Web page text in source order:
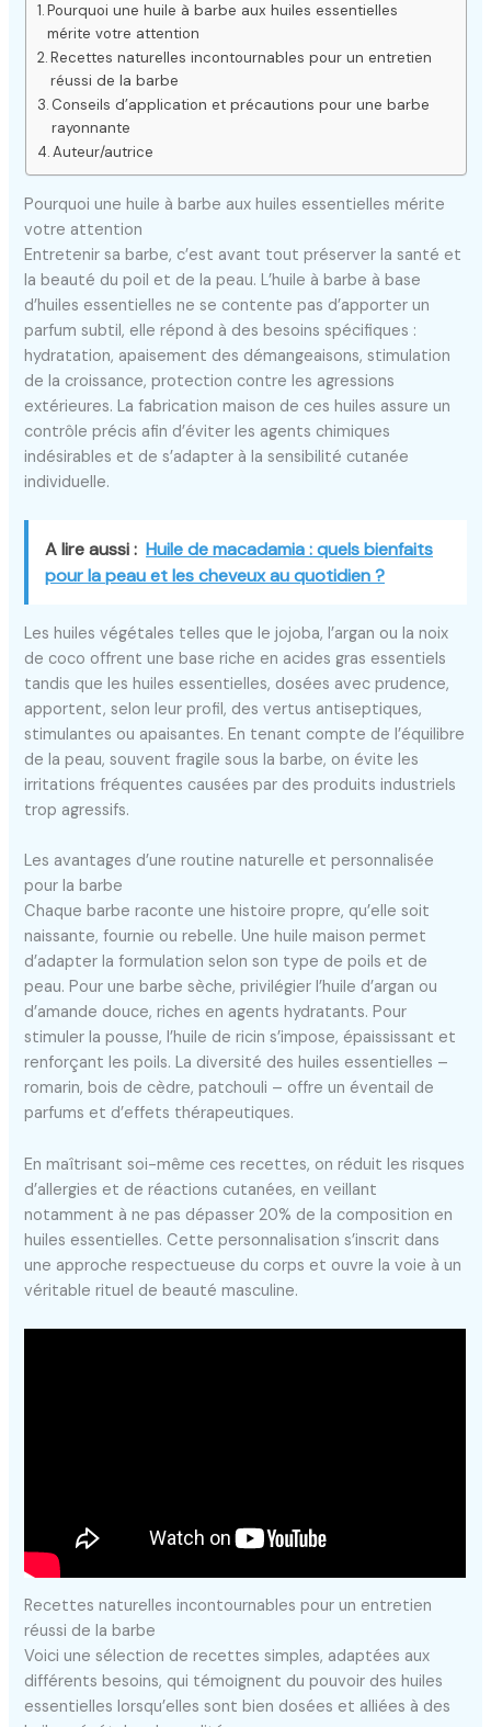
Pourquoi une huile à barbe aux huiles essentielles
mérite votre attention
Recettes naturelles incontournables pour un entretien
réussi de la barbe
Conseils d’application et précautions pour une barbe
rayonnante
Auteur/autrice
Pourquoi une huile à barbe aux huiles essentielles mérite
votre attention
Entretenir sa barbe, c’est avant tout préserver la santé et
la beauté du poil et de la peau. L’huile à barbe à base
d’huiles essentielles ne se contente pas d’apporter un
parfum subtil, elle répond à des besoins spécifiques :
hydratation, apaisement des démangeaisons, stimulation
de la croissance, protection contre les agressions
extérieures. La fabrication maison de ces huiles assure un
contrôle précis afin d’éviter les agents chimiques
indésirables et de s’adapter à la sensibilité cutanée
individuelle.
A lire aussi : Huile de macadamia : quels bienfaits
pour la peau et les cheveux au quotidien ?
Les huiles végétales telles que le jojoba, l’argan ou la noix
de coco offrent une base riche en acides gras essentiels
tandis que les huiles essentielles, dosées avec prudence,
apportent, selon leur profil, des vertus antiseptiques,
stimulantes ou apaisantes. En tenant compte de l’équilibre
de la peau, souvent fragile sous la barbe, on évite les
irritations fréquentes causées par des produits industriels
trop agressifs.
Les avantages d’une routine naturelle et personnalisée
pour la barbe
Chaque barbe raconte une histoire propre, qu’elle soit
naissante, fournie ou rebelle. Une huile maison permet
d’adapter la formulation selon son type de poils et de
peau. Pour une barbe sèche, privilégier l’huile d’argan ou
d’amande douce, riches en agents hydratants. Pour
stimuler la pousse, l’huile de ricin s’impose, épaississant et
renforçant les poils. La diversité des huiles essentielles –
romarin, bois de cèdre, patchouli – offre un éventail de
parfums et d’effets thérapeutiques.
En maîtrisant soi-même ces recettes, on réduit les risques
d’allergies et de réactions cutanées, en veillant
notamment à ne pas dépasser 20% de la composition en
huiles essentielles. Cette personnalisation s’inscrit dans
une approche respectueuse du corps et ouvre la voie à un
véritable rituel de beauté masculine.
Recettes naturelles incontournables pour un entretien
réussi de la barbe
Voici une sélection de recettes simples, adaptées aux
différents besoins, qui témoignent du pouvoir des huiles
essentielles lorsqu’elles sont bien dosées et alliées à des